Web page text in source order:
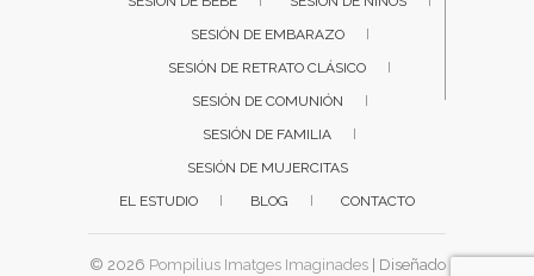
SESIÓN DE EMBARAZO
SESIÓN DE RETRATO CLÁSICO
SESIÓN DE COMUNIÓN
SESIÓN DE FAMILIA
SESIÓN DE MUJERCITAS
EL ESTUDIO
BLOG CONTACTO
© 2026 Pompilius Imatges Imaginades| Diseñado